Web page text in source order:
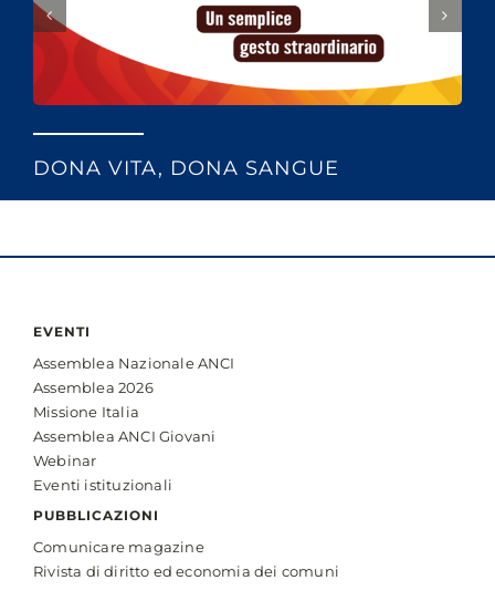
DONA VITA, DONA SANGUE
EVENTI
Assemblea Nazionale ANCI
Assemblea 2026
Missione Italia
Assemblea ANCI Giovani
Webinar
Eventi istituzionali
PUBBLICAZIONI
Comunicare magazine
Rivista di diritto ed economia dei comuni